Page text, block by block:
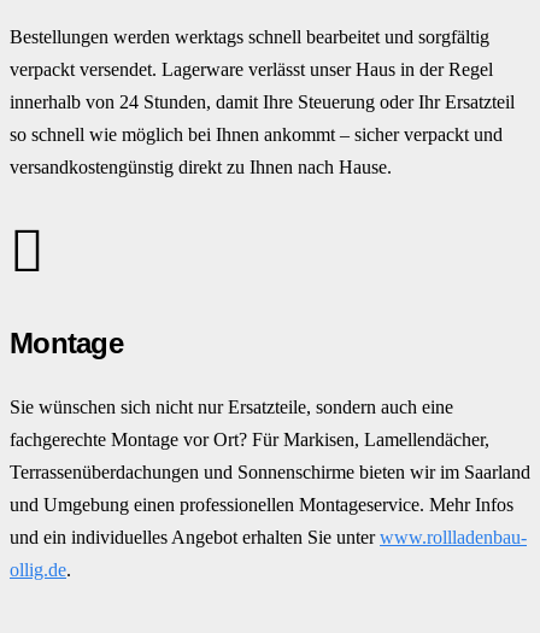
Bestellungen werden werktags schnell bearbeitet und sorgfältig
verpackt versendet. Lagerware verlässt unser Haus in der Regel
innerhalb von 24 Stunden, damit Ihre Steuerung oder Ihr Ersatzteil
so schnell wie möglich bei Ihnen ankommt – sicher verpackt und
versandkostengünstig direkt zu Ihnen nach Hause.
Montage
Sie wünschen sich nicht nur Ersatzteile, sondern auch eine
fachgerechte Montage vor Ort? Für Markisen, Lamellendächer,
Terrassenüberdachungen und Sonnenschirme bieten wir im Saarland
und Umgebung einen professionellen Montageservice. Mehr Infos
und ein individuelles Angebot erhalten Sie unterwww.rollladenbau-
ollig.de.